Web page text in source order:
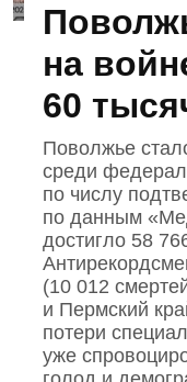
на
60
Поволжье
среди
по числу
по данным
достигло 58
(10 012
и Пермский
потери
уже